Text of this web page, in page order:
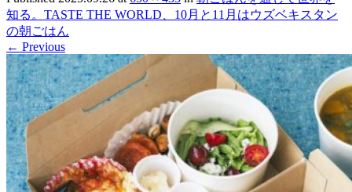
知る。TASTE THE WORLD、10月と11月はウズベキスタン
の朝ごはん
← Previous